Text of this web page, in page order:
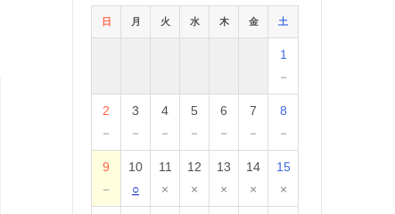
日 月 火 水 木 金 土
1
－
2
－
3
－
4
－
5
－
6
－
7
－
8
－
9
－
10
○
11
×
12
×
13
×
14
×
15
×